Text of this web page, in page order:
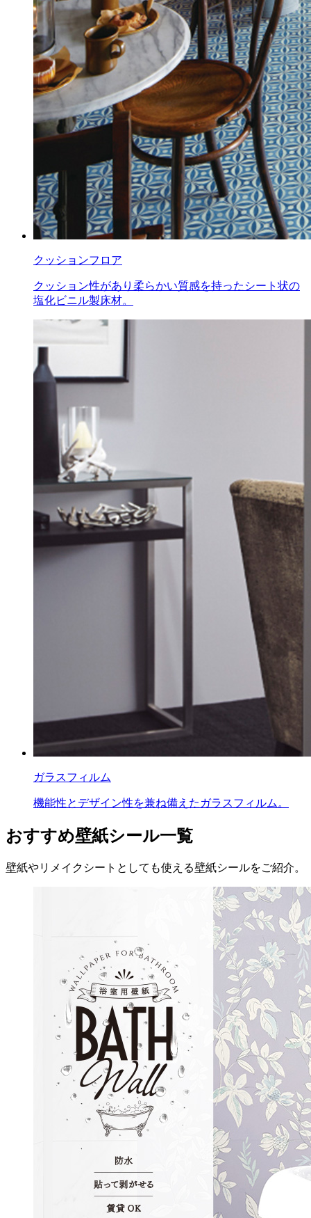
クッションフロア
クッション性があり柔らかい質感を持ったシート状の
塩化ビニル製床材。
ガラスフィルム
機能性とデザイン性を兼ね備えたガラスフィルム。
おすすめ壁紙シール一覧
壁紙やリメイクシートとしても使える壁紙シールをご紹介。